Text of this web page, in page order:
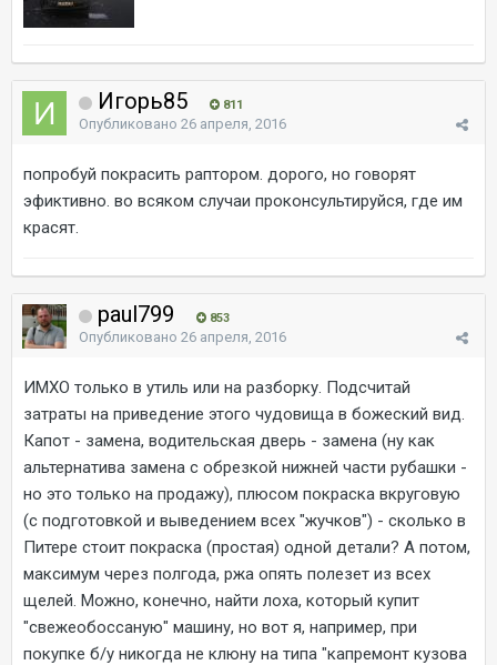
Игорь85 811
Опубликовано 26 апреля, 2016
попробуй покрасить раптором. дорого, но говорят
эфиктивно. во всяком случаи проконсультируйся, где им
красят.
paul799 853
Опубликовано 26 апреля, 2016
ИМХО только в утиль или на разборку. Подсчитай
затраты на приведение этого чудовища в божеский вид.
Капот - замена, водительская дверь - замена (ну как
альтернатива замена с обрезкой нижней части рубашки -
но это только на продажу), плюсом покраска вкруговую
(с подготовкой и выведением всех "жучков") - сколько в
Питере стоит покраска (простая) одной детали? А потом,
максимум через полгода, ржа опять полезет из всех
щелей. Можно, конечно, найти лоха, который купит
"свежеобоссаную" машину, но вот я, например, при
покупке б/у никогда не клюну на типа "капремонт кузова